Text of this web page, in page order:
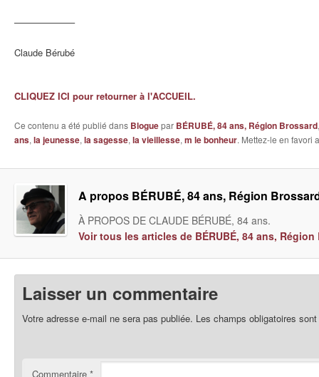
——————–
Claude Bérubé
CLIQUEZ ICI pour retourner à l'ACCUEIL.
Ce contenu a été publié dans Bloguepar BÉRUBÉ, 84 ans, Région Brossard
ans, la jeunesse, la sagesse, la vieillesse, m le bonheur. Mettez-le en favori
A propos BÉRUBÉ, 84 ans, Région
À PROPOS DE CLAUDE BÉRUBÉ, 84 ans.
Voir tous les articles de BÉRUBÉ, 84 ans,
Laisser un commentaire
Votre adresse e-mail ne sera pas publiée. Les champs obligatoires
Commentaire *